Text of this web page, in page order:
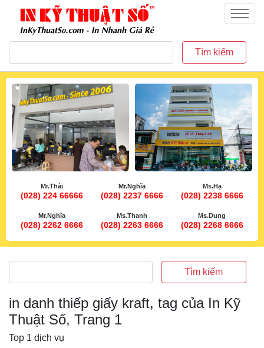
inkythuatso.com
Menu
Tìm kiếm
Mr.Thái
(028) 224 66666
Mr.Nghĩa
(028) 2237 6666
Ms.Hạ
(028) 2238 6666
Mr.Nghĩa
(028) 2262 6666
Ms.Thanh
(028) 2263 6666
Ms.Dung
(028) 2268 6666
Tìm kiếm
in danh thiếp giấy kraft, tag của In Kỹ
Thuật Số, Trang 1
Top 1 dịch vụ